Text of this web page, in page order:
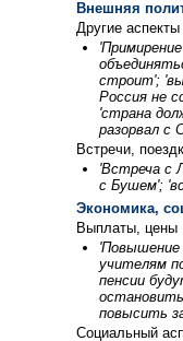
Внешняя
Другие аспекты
строит';
Россия не
'страна
разорвал с
Встречи,
'Встреча с
с Бушем';
Экономика,
Выплаты, цены
'Повышение
учителям
пенсии
повысить
Социальный